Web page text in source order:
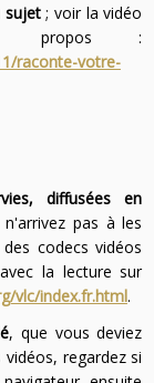
sujet; voir la vidéo
propos :
raconte-votre-
diffusées en
pas à les
codecs vidéos
la lecture sur
vlc/index.fr.html.
, que vous deviez
regardez si